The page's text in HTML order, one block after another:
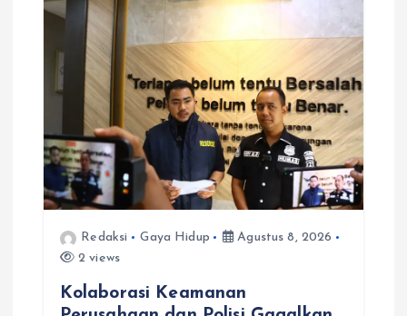
o
Redaksi Gaya Hidup
Agustus 8, 2026
2 views
Kolaborasi Keamanan